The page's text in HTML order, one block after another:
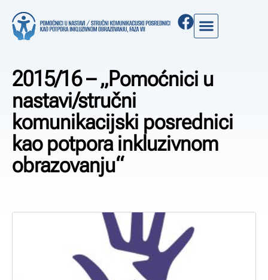
2015/16 – „Pomoćnici u
nastavi/stručni
komunikacijski posrednici
kao potpora inkluzivnom
obrazovanju“